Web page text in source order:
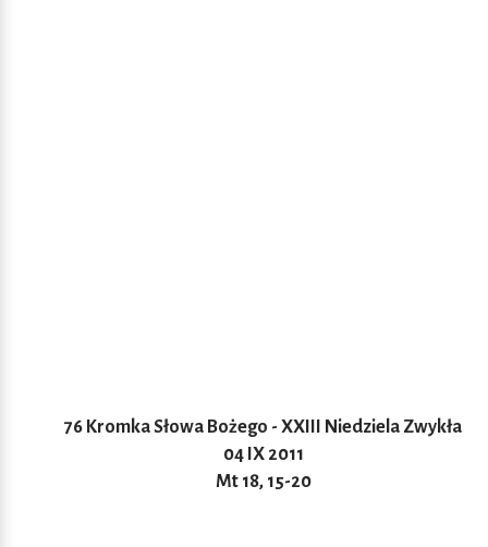
76 Kromka Słowa Bożego - XXIII Niedziela Zwykła
04 IX 2011
Mt 18, 15-20